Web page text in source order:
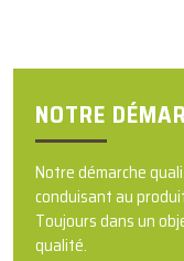
NOTRE
Notre démarche
conduisant au
Toujours dans un
qualité.